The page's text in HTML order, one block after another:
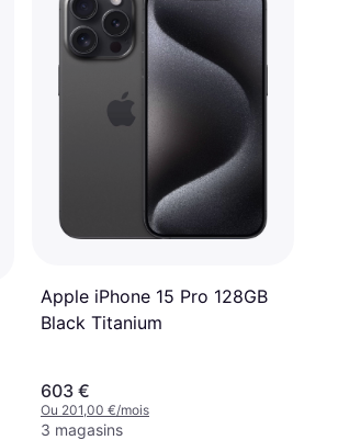
Apple iPhone 15 Pro 128GB
Black Titanium
603 €
Ou 201,00 €/mois
3 magasins